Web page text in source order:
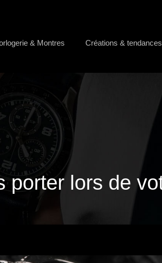
& Montres Créations & tendances
porter lors de